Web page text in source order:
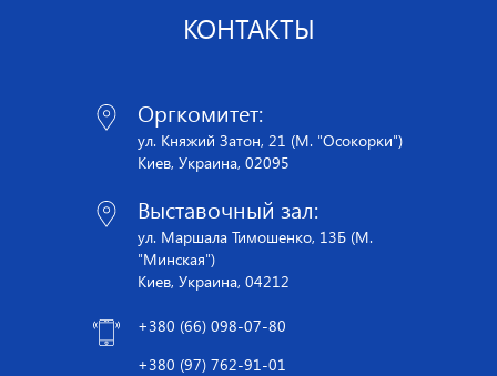
КОНТАКТЫ
Оргкомитет:
ул. Княжий Затон, 21 (М. "Осокорки")
Киев, Украина, 02095
Выставочный зал:
ул. Маршала Тимошенко, 13Б (М.
"Минская")
Киев, Украина, 04212
+380 (66) 098-07-80
+380 (97) 762-91-01